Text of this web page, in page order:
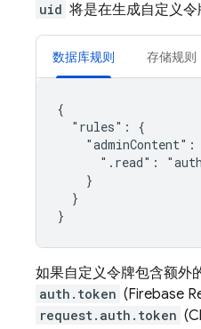
uid 将是在生成自定义令
数据库规则 存储规则
{
  "rules": {
"adminContent":
".read":
    }
  }
如果自定义令牌包含额外
auth.token (Firebase
request.auth.token (